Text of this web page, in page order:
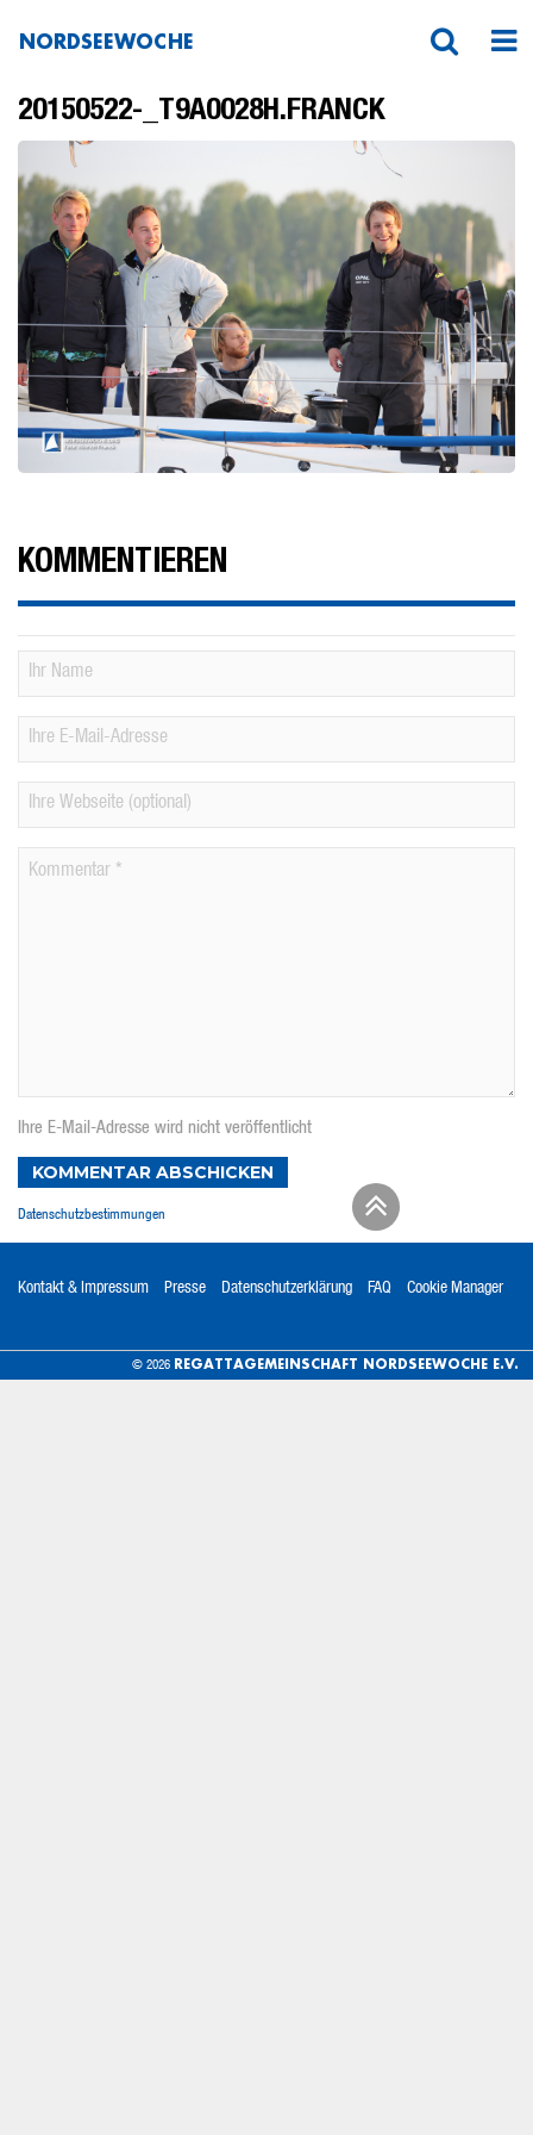
NORDSEEWOCHE
20150522-_T9A0028H.FRANCK
KOMMENTIEREN
Ihre E-Mail-Adresse wird nicht veröffentlicht
KOMMENTAR ABSCHICKEN
Datenschutzbestimmungen
Kontakt & Impressum Presse Datenschutzerklärung FAQ Cookie Manager
© 2026 REGATTAGEMEINSCHAFT NORDSEEWOCHE E.V.